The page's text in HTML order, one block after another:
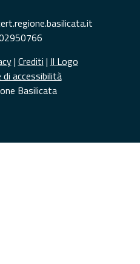
| Crediti | Il Logo
di accessibilità
Basilicata